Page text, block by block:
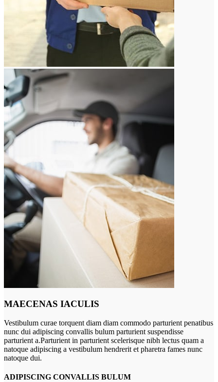
MAECENAS IACULIS
Vestibulum curae torquent diam diam commodo parturient penatibus
nunc dui adipiscing convallis bulum parturient suspendisse
parturient a.Parturient in parturient scelerisque nibh lectus quam a
natoque adipiscing a vestibulum hendrerit et pharetra fames nunc
natoque dui.
ADIPISCING CONVALLIS BULUM